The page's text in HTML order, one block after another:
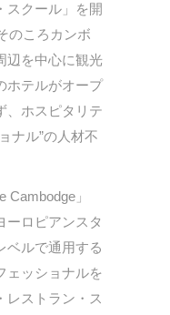
スクール」を開
のころカンボ
辺を中心に観光
ホテルがオープ
、ホスピタリテ
ナル”の人材不
Cambodge」
ーロピアンスタ
ベルで通用する
ェッショナルを
レストラン・ス